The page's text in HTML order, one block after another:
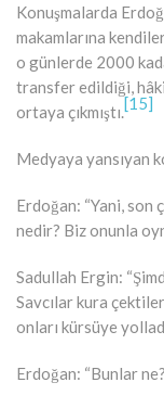
Konuşmalarda
makamlarına
o günlerde 2000
transfer edildiği,
ortaya çıkmıştı.[15]
Medyaya yansıyan
Erdoğan: “Yani, son
nedir? Biz onunla
Sadullah Ergin:
Savcılar kura
onları kürsüye
Erdoğan: “Bunlar